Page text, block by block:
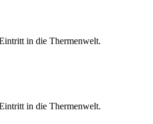
in die Thermenwelt.
in die Thermenwelt.